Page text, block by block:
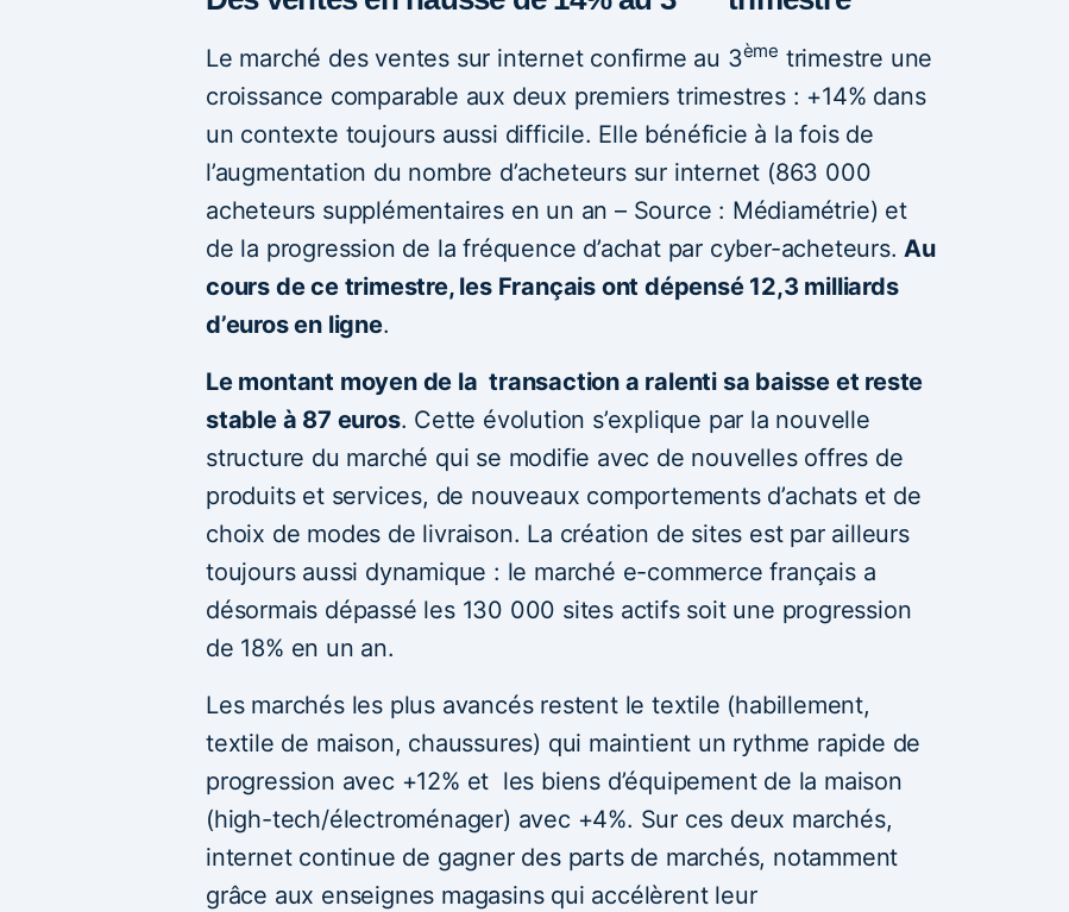
Le marché des ventes sur internet confirme au 3ème trimestre une
croissance comparable aux deux premiers trimestres : +14% dans
un contexte toujours aussi difficile. Elle bénéficie à la fois de
l’augmentation du nombre d’acheteurs sur internet (863 000
acheteurs supplémentaires en un an – Source : Médiamétrie) et
de la progression de la fréquence d’achat par cyber-acheteurs.Au
cours de ce trimestre, les Français ont dépensé 12,3 milliards
d’euros en ligne.
Le montant moyen de la transaction a ralenti sa baisse et reste
stable à 87 euros. Cette évolution s’explique par la nouvelle
structure du marché qui se modifie avec de nouvelles offres de
produits et services, de nouveaux comportements d’achats et de
choix de modes de livraison. La création de sites est par ailleurs
toujours aussi dynamique : le marché e-commerce français a
désormais dépassé les 130 000 sites actifs soit une progression
de 18% en un an.
Les marchés les plus avancés restent le textile (habillement,
textile de maison, chaussures) qui maintient un rythme rapide de
progression avec +12% et les biens d’équipement de la maison
(high-tech/électroménager) avec +4%. Sur ces deux marchés,
internet continue de gagner des parts de marchés, notamment
grâce aux enseignes magasins qui accélèrent leur